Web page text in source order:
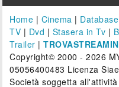
Home | Cinema | Database
TV | Dvd | Stasera in Tv |
Trailer |
Copyright© 2000 - 2026
05056400483 Licenza
Società soggetta